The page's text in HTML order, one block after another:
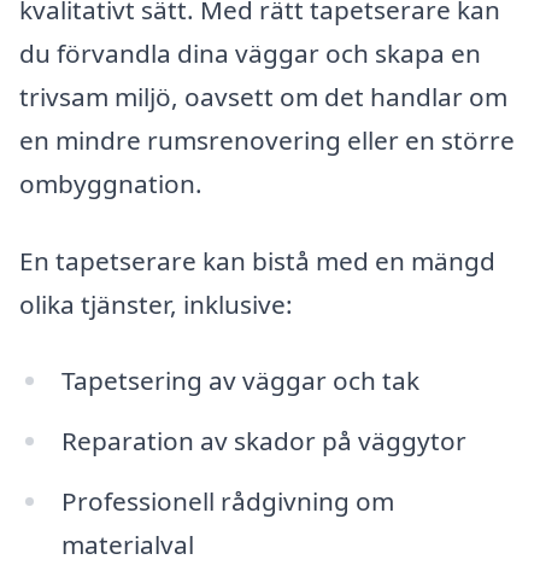
kvalitativt sätt. Med rätt tapetserare kan
du förvandla dina väggar och skapa en
trivsam miljö, oavsett om det handlar om
en mindre rumsrenovering eller en större
ombyggnation.
En tapetserare kan bistå med en mängd
olika tjänster, inklusive:
Tapetsering av väggar och tak
Reparation av skador på väggytor
Professionell rådgivning om
materialval